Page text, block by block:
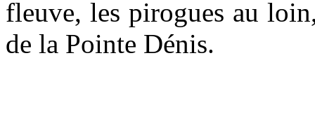
fleuve, les pirogues au
de la Pointe Dénis.